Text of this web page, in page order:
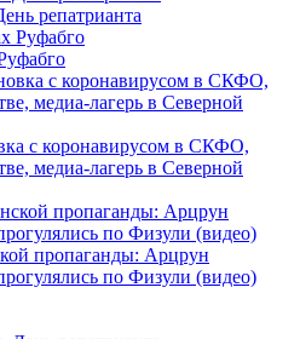
репатрианта
с коронавирусом в СКФО,
медиа-лагерь в Северной
пропаганды: Арцрун
по Физули (видео)